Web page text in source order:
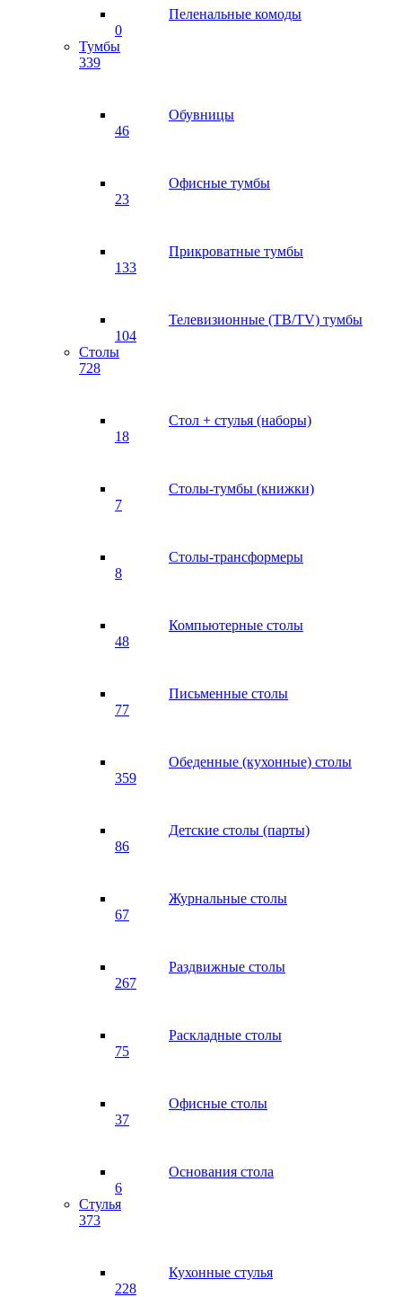
Пеленальные комоды
0
Тумбы
339
Обувницы
46
Офисные тумбы
23
Прикроватные тумбы
133
Телевизионные (ТВ/TV) тумбы
104
Столы
728
Стол + стулья (наборы)
18
Столы-тумбы (книжки)
7
Столы-трансформеры
8
Компьютерные столы
48
Письменные столы
77
Обеденные (кухонные) столы
359
Детские столы (парты)
86
Журнальные столы
67
Раздвижные столы
267
Раскладные столы
75
Офисные столы
37
Основания стола
6
Стулья
373
Кухонные стулья
228